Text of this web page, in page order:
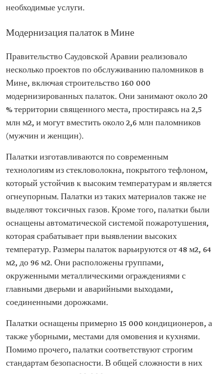
необходимые услуги.
Модернизация палаток в Мине
Правительство Саудовской Аравии реализовало
несколько проектов по обслуживанию паломников в
Мине, включая строительство 160 000
модернизированных палаток. Они занимают около 20
% территории священного места, простираясь на 2,5
млн м2, и могут вместить около 2,6 млн паломников
(мужчин и женщин).
Палатки изготавливаются по современным
технологиям из стекловолокна, покрытого тефлоном,
который устойчив к высоким температурам и является
огнеупорным. Палатки из таких материалов также не
выделяют токсичных газов. Кроме того, палатки были
оснащены автоматической системой пожаротушения,
которая срабатывает при выявлении высоких
температур. Размеры палаток варьируются от 48 м2, 64
м2, до 96 м2. Они расположены группами,
окруженными металлическими ограждениями с
главными дверьми и аварийными выходами,
соединенными дорожками.
Палатки оснащены примерно 15 000 кондиционеров, а
также уборными, местами для омовения и кухнями.
Помимо прочего, палатки соответствуют строгим
стандартам безопасности. В общей сложности в них